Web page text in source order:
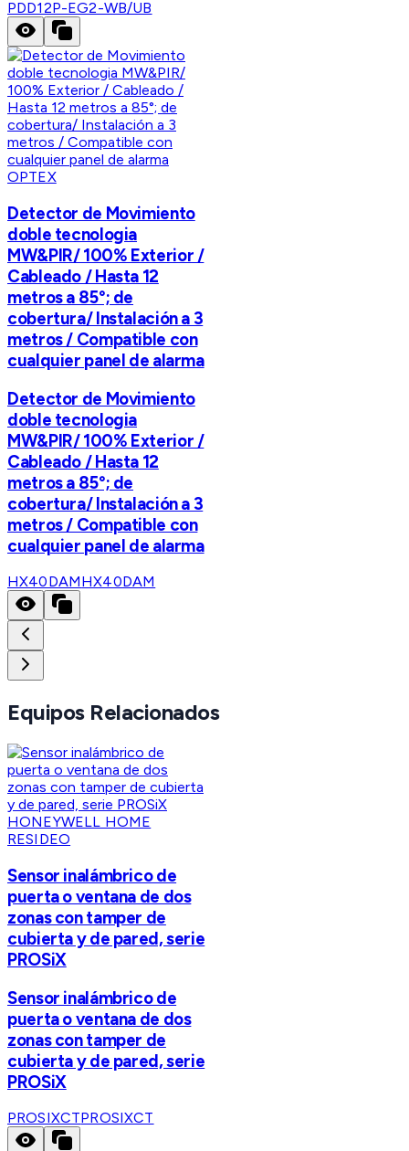
PDD12P-EG2-WB/UB
OPTEX
Detector de Movimiento
doble tecnologia
MW&PIR/ 100% Exterior /
Cableado / Hasta 12
metros a 85°; de
cobertura/ Instalación a 3
metros / Compatible con
cualquier panel de alarma
Detector de Movimiento
doble tecnologia
MW&PIR/ 100% Exterior /
Cableado / Hasta 12
metros a 85°; de
cobertura/ Instalación a 3
metros / Compatible con
cualquier panel de alarma
HX40DAMHX40DAM
Equipos Relacionados
HONEYWELL HOME
RESIDEO
Sensor inalámbrico de
puerta o ventana de dos
zonas con tamper de
cubierta y de pared, serie
PROSiX
Sensor inalámbrico de
puerta o ventana de dos
zonas con tamper de
cubierta y de pared, serie
PROSiX
PROSIXCTPROSIXCT